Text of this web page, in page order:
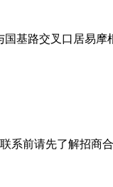
基路交叉口居易摩
系前请先了解招商